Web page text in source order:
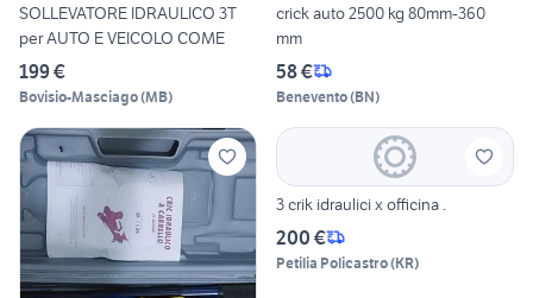
SOLLEVATORE IDRAULICO 3T
per AUTO E VEICOLO COME
199 €
Bovisio-Masciago(MB)
crick auto 2500 kg 80mm-360
mm
58 €
Benevento(BN)
3 crik idraulici x officina .
200 €
Petilia Policastro(KR)